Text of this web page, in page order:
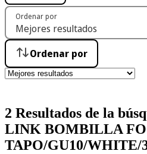
2 Resultados de la
LINK BOMBILLA
TAPO/GU10/WHITE/
Ordenar por
Ordenar por